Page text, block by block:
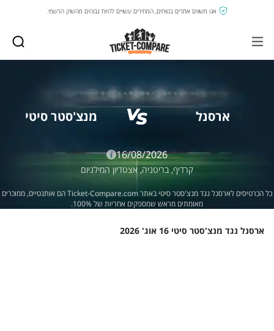
אנו משווים אתרים בטוחים, המחירים עשויים להיות גבוהים מהשוק הרשמי.
ארסנל מנצ'סטר סיטי
16/08/2026
קרדיף, בריטניה, אצטדיון המילניום
כל הכרטיסים לארסנל נגד מנצ'סטר סיטי באתר Ticket-Compare.com הם אותנטיים, ממוכרים
מאומתים מראש שמספקים אחריות של 100%.
ארסנל נגד מנצ'סטר סיטי 16 אוג' 2026